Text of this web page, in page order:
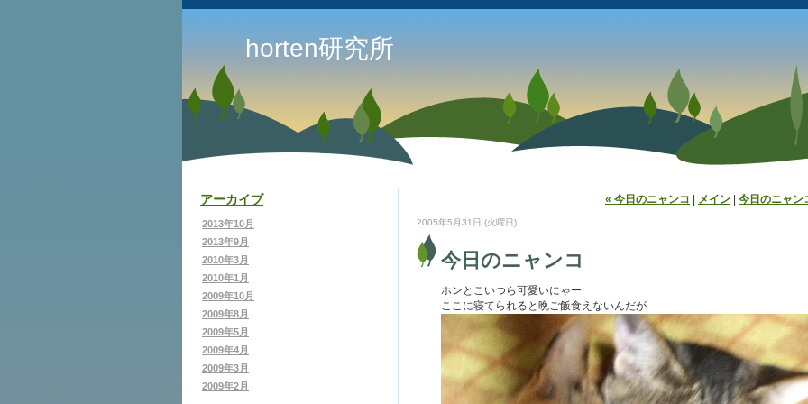
horten研究所
アーカイブ
2013年10月
2013年9月
2010年3月
2010年1月
2009年10月
2009年8月
2009年5月
2009年4月
2009年3月
2009年2月
« 今日のニャンコ メイン 今日のニャン
2005年5月31日 (火曜日)
今日のニャンコ
ホンとこいつら可愛いにゃー
ここに寝てられると晩ご飯食えないんだが